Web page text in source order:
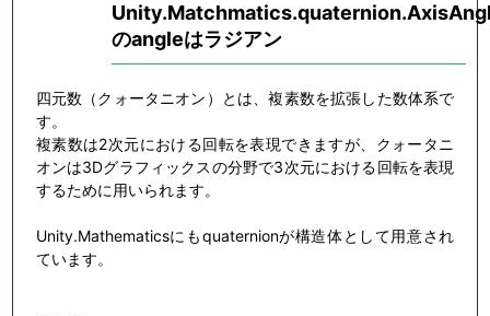
のangleはラジアン
四元数（クォータニオン）とは、複素数を拡張した数体系で
す。
複素数は2次元における回転を表現できますが、クォータニ
オンは3Dグラフィックスの分野で3次元における回転を表現
するために用いられます。
Unity.Mathematicsにもquaternionが構造体として用意され
ています。